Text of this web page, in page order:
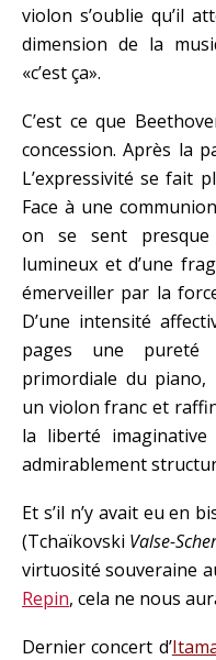
violon s’oublie qu’il
dimension de la
«c’est ça».
C’est ce que
concession. Après la
L’expressivité se fait
Face à une
on se sent presque
lumineux et d’une
émerveiller par la
D’une intensité
pages une pureté
primordiale du
un violon franc et
la liberté
admirablement
Et s’il n’y avait eu en
(Tchaïkovski Valse-
virtuosité souveraine
Repin, cela ne nous
Dernier concert d’